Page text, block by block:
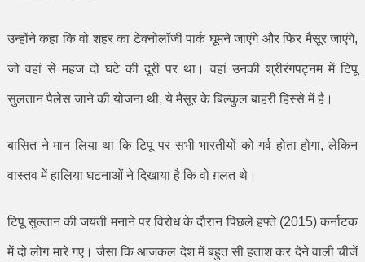
उन्होंने कहा कि वो शहर का टेक्नोलॉजी पार्क घूमने जाएंगे और फिर मैसूर जाएंगे,
जो वहां से महज दो घंटे की दूरी पर था। वहां उनकी श्रीरंगपट्नम में टिपू
सुलतान पैलेस जाने की योजना थी, ये मैसूर के बिल्कुल बाहरी हिस्से में है।
बासित ने मान लिया था कि टिपू पर सभी भारतीयों को गर्व होता होगा,लेकिन
वास्तव में हालिया घटनाओं ने दिखाया है कि वो ग़लत थे।
टिपू सुल्तान की जयंती मनाने पर विरोध के दौरान पिछले हफ्ते (2015)कर्नाटक
में दो लोग मारे गए। जैसा कि आजकल देश में बहुत सी हताश कर देने वाली चीजें